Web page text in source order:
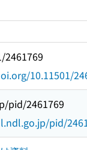
2461769
10.11501/
pid/2461769
pid/